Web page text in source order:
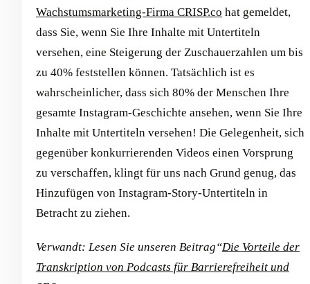
Wachstumsmarketing-Firma CRISP.co hat gemeldet,
dass Sie, wenn Sie Ihre Inhalte mit Untertiteln
versehen, eine Steigerung der Zuschauerzahlen um bis
zu 40% feststellen können. Tatsächlich ist es
wahrscheinlicher, dass sich 80% der Menschen Ihre
gesamte Instagram-Geschichte ansehen, wenn Sie Ihre
Inhalte mit Untertiteln versehen! Die Gelegenheit, sich
gegenüber konkurrierenden Videos einen Vorsprung
zu verschaffen, klingt für uns nach Grund genug, das
Hinzufügen von Instagram-Story-Untertiteln in
Betracht zu ziehen.
Verwandt: Lesen Sie unseren Beitrag“Die Vorteile der
Transkription von Podcasts für Barrierefreiheit und